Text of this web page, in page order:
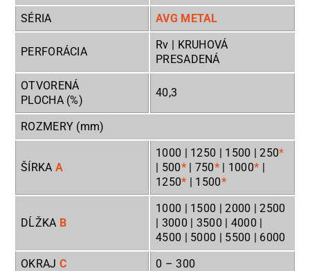
SÉRIA
AVG METAL
PERFORÁCIA
Rv | KRUHOVÁ
PRESADENÁ
OTVORENÁ
PLOCHA (%)
40,3
ROZMERY (mm)
ŠÍRKA A
1000 | 1250 | 1500 | 250*
| 500* | 750*| 1000* |
1250* | 1500*
DĹŽKA B
1000 | 1500 | 2000 | 2500
| 3000 | 3500 | 4000 |
4500 | 5000 | 5500 | 6000
OKRAJ C 0 – 300